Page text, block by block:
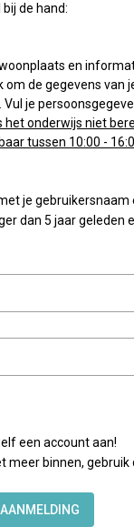
de hand:
en
om de gegevens
je
onderwijs niet
tussen 10:00 -
je
dan 5 jaar
een account aan!
meer binnen,